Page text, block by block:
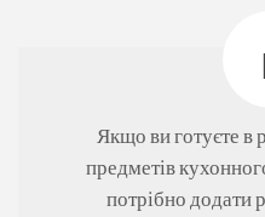
Якщо ви готуєте в
предметів
потрібно додати